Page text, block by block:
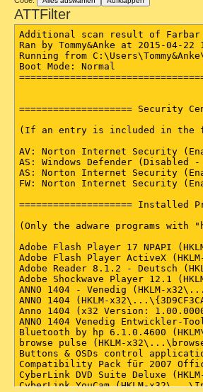
ATTFilter
Additional scan result of Farbar Recovery Scan Tool (x64) Version: 20-04-2015
Ran by Tommy&Anke at 2015-04-22 19:35:55
Running from C:\Users\Tommy&Anke\Desktop
Boot Mode: Normal
==========================================================


==================== Security Center ========================

(If an entry is included in the fixlist, it will be removed.)

AV: Norton Internet Security (Enabled - Up to date) {53C7D717-52E2-B95E-FA61-6F32ECC805DB}
AS: Windows Defender (Disabled - Up to date) {D68DDC3A-831F-4fae-9E44-DA132C1ACF46}
AS: Norton Internet Security (Enabled - Up to date) {E8A636F3-74D8-B6D0-C0D1-5440974F4F66}
FW: Norton Internet Security (Enabled) {6BFC5632-188D-B806-D13E-C607121B42A0}

==================== Installed Programs ======================

(Only the adware programs with "hidden" flag could be added to the fixlist to unhide them. The adware programs should be uninstalled manually.)

Adobe Flash Player 17 NPAPI (HKLM-x32\...\Adobe Flash Player NPAPI) (Version: 17.0.0.169 - Adobe Systems Incorporated)
Adobe Flash Player ActiveX (HKLM-x32\...\Adobe Flash Player ActiveX) (Version: 9.0.124.0 - Adobe Systems Incorporated)
Adobe Reader 8.1.2 - Deutsch (HKLM-x32\...\{AC76BA86-7AD7-1031-7B44-A81200000003}) (Version: 8.1.2 - Adobe Systems Incorporated)
Adobe Shockwave Player 12.1 (HKLM-x32\...\Adobe Shockwave Player) (Version: 12.1.7.157 - Adobe Systems, Inc.)
ANNO 1404 - Venedig (HKLM-x32\...\{A07B2C21-863B-47AB-AE7E-20BB00BD7D33}) (Version: 2.01.5010 - Ubisoft)
ANNO 1404 (HKLM-x32\...\{3D9CF3CA-3AB0-4A82-9853-D7C43FD1D775}) (Version: 1.02.0000 - Ubisoft)
Anno 1404 (x32 Version: 1.00.0000 - Ubisoft) Hidden
ANNO 1404 Venedig Entwickler-Tools (HKLM-x32\...\{13C1E98C-4434-4026-AADB-4A8A348B9402}) (Version: 1.00.0000 - Related Designs)
Bluetooth by hp 6.1.0.4600 (HKLM\...\{03D1988F-469F-4843-8E6E-E5FE9D17889D}) (Version: 6.1.0.4600 - HP)
browse pulse (HKLM-x32\...\browse pulse) (Version: 2.0.5588.42538 - browse pulse)
Buttons & OSDs control application gen2 (x32 Version: 1.0.0.14 - ) Hidden
Compatibility Pack für 2007 Office System (HKLM-x32\...\{90120000-0020-0407-0000-0000000FF1CE}) (Version: 12.0.4518.1014 - Microsoft Corporation)
CyberLink DVD Suite Deluxe (HKLM-x32\...\{1FBF6C24-C1FD-4101-A42B-0C564F9E8E79}) (Version: .1707 - CyberLink Corp.)
CyberLink YouCam (HKLM-x32\...\InstallShield_{01FB4998-33C4-4431-85ED-079E3EEFE75D}) (Version: 1.0.1812 - CyberLink Corp.)
DirectX for Managed Code Update (Summer 2004) (x32 Version: 9.02.2904 - Microsoft) Hidden
Driver Booster 2.1 (HKLM-x32\...\Driver Booster_is1) (Version: 2.1 - IObit)
Google Chrome (HKLM-x32\...\Google Chrome) (Version: 42.0.2311.90 - Google Inc.)
Google Update Helper (x32 Version: 1.3.21.111 - Google Inc.) Hidden
Google Update Helper (x32 Version: 1.3.26.9 - Google Inc.) Hidden
Hardware Diagnose Tools (HKLM-x32\...\PC-Doctor for Windows) (Version: 5.1.4861.15 - PC-Doctor, Inc.)
Hewlett-Packard Active Check for Health Check (x32 Version: 1.1.15.2 - Hewlett-Packard) Hidden
Hewlett-Packard Asset Agent for Health Check (x32 Version: 2.0.63.2 - HP) Hidden
Host OpenAL (ADI) (HKLM-x32\...\Host OpenAL (ADI)) (Version:  - )
HP Customer Experience Enhancements (HKLM-x32\...\{C27C82E4-9C53-4D76-9ED3-A01A3D5EE679}) (Version: 5.6.0.2510 - Hewlett-Packard)
HP Easy Setup - Frontend (HKLM-x32\...\{F405DC00-37F3-4A5F-97F4-C1310CCEE53A}) (Version: 5.7.0.2693 - Hewlett-Packard)
HP KEYBOARD V1.5.3.2 (HKLM-x32\...\HP KEYBOARD V1.5.3.2_is1) (Version:  - )
HP MediaSmart DVD (HKLM-x32\...\InstallShield_{DCCAD079-F92C-44DA-B258-624FC6517A5A}) (Version: 1.0.1726 - Hewlett-Packard)
HP On-Screen Cap/Num/Scroll Lock Indicator (HKLM\...\OsdMaestro) (Version:  - Hewlett-Packard)
HP Total Care Advisor (HKLM-x32\...\{f32502b5-5b64-4882-bf61-77f23edcac4f}) (Version: 2.3.4292.2709 - Hewlett-Packard)
HP Touch Optimizer (HKLM-x32\...\{BAEB9A15-011A-4C75-A2BA-06C3EE6C2F24}) (Version: 1.0.7.84 - Hewlett-Packard Development Company, L.P.)
HP Touch Screen Configuration (HKLM\...\{243579CC-CCE4-42F2-B48B-C90D15687A30}) (Version: 1.0.41.3 - Hewlett-Packard